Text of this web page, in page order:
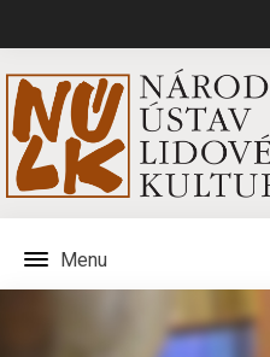
Menu